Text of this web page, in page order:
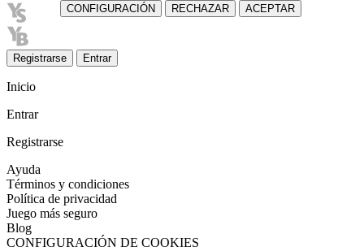
Registrarse Entrar
Inicio
Entrar
Registrarse
Ayuda
Términos y condiciones
Política de privacidad
Juego más seguro
Blog
CONFIGURACIÓN DE COOKIES
CONFIGURACIÓN RECHAZAR ACEPTAR